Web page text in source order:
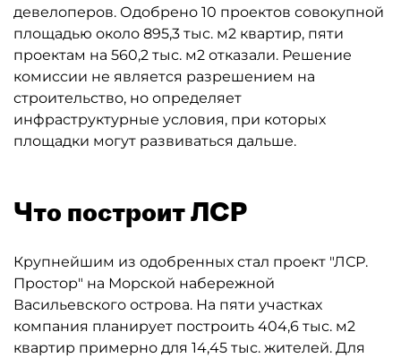
девелоперов. Одобрено 10 проектов совокупной
площадью около 895,3 тыс. м2 квартир, пяти
проектам на 560,2 тыс. м2 отказали. Решение
комиссии не является разрешением на
строительство, но определяет
инфраструктурные условия, при которых
площадки могут развиваться дальше.
Что построит ЛСР
Крупнейшим из одобренных стал проект "ЛСР.
Простор" на Морской набережной
Васильевского острова. На пяти участках
компания планирует построить 404,6 тыс. м2
квартир примерно для 14,45 тыс. жителей. Для